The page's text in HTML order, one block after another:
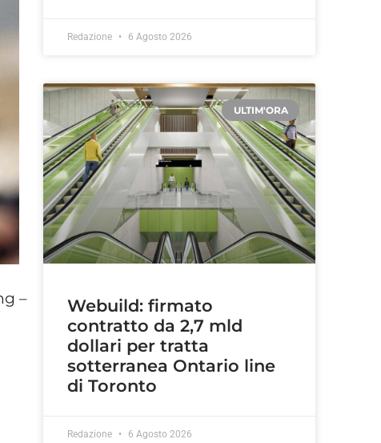
–
Redazione 6 Agosto 2026
ULTIM'ORA
Webuild: firmato
contratto da 2,7 mld
dollari per tratta
sotterranea Ontario line
di Toronto
Redazione 6 Agosto 2026